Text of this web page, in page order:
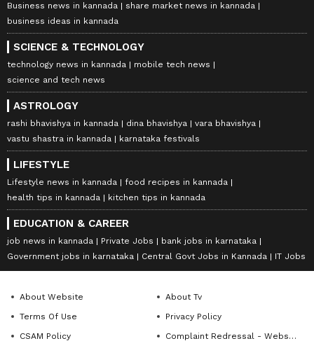
Business news in kannada
share market news in kannada
business ideas in kannada
SCIENCE & TECHNOLOGY
technology news in kannada
mobile tech news
science and tech news
ASTROLOGY
rashi bhavishya in kannada dina bhavishya
vara bhavishya
vastu shastra in kannada
karnataka festivals
LIFESTYLE
Lifestyle news in kannada
food recipes in kannada
health tips in kannada
kitchen tips in kannada
EDUCATION & CAREER
job news in kannada Private Jobs
bank jobs in karnataka
Government jobs in karnataka
Central Govt Jobs in Kannada IT Jobs
About Website
About Tv
Terms Of Use
Privacy Policy
CSAM Policy
Complaint Redressal - Website